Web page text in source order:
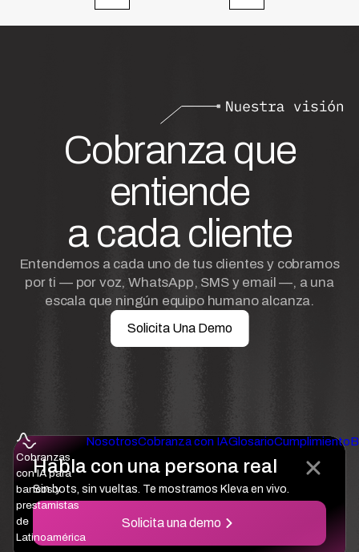
Habla con una persona real
Sin bots, sin vueltas. Te mostramos Kleva en vivo.
Solicita una demo
Cobranza que
entiende
a cada cliente
Entendemos a cada uno de tus clientes y cobramos
por ti — por voz, WhatsApp, SMS y email —, a una
escala que ningún equipo humano alcanza.
Solicita Una Demo
Cobranzas
con IA para
bancos y
prestamistas
de
Latinoamérica
NosotrosCobranza con IAGlosarioCumplimiento